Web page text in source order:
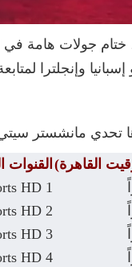
اليوم الأحد، الموافق 14
وإنجلترا
مانشستر سيتي
القاهرة) القنوات
HD 1
HD 2
HD 3
HD 4